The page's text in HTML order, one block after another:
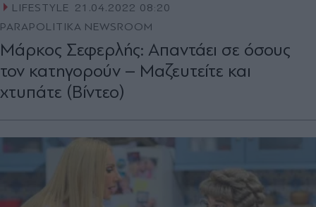
LIFESTYLE 21.04.2022 08:20
PARAPOLITIKA NEWSROOM
Μάρκος Σεφερλής: Απαντάει σε όσους
τον κατηγορούν – Μαζευτείτε και
χτυπάτε (Βίντεο)